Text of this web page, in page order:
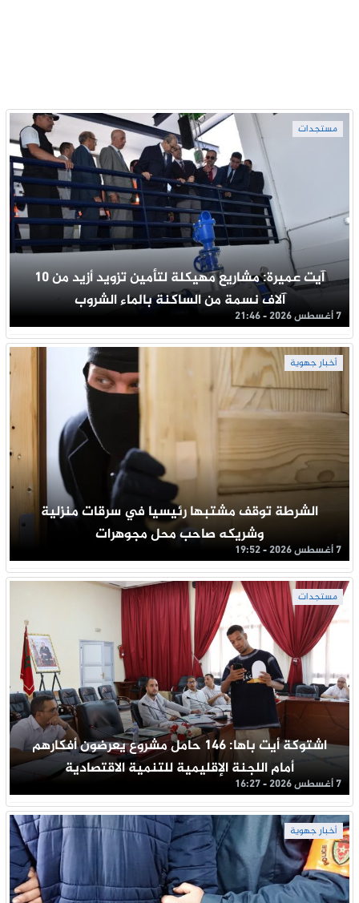
مستجدات
آيت عميرة: مشاريع مهيكلة لتأمين تزويد أزيد من 10
آلاف نسمة من الساكنة بالماء الشروب
7 أغسطس 2026 - 21:46
أخبار جهوية
الشرطة توقف مشتبها رئيسيا في سرقات منزلية
وشريكه صاحب محل مجوهرات
7 أغسطس 2026 - 19:52
مستجدات
اشتوكة أيت باها: 146 حامل مشروع يعرضون أفكارهم
أمام اللجنة الإقليمية للتنمية الاقتصادية
7 أغسطس 2026 - 16:27
أخبار جهوية